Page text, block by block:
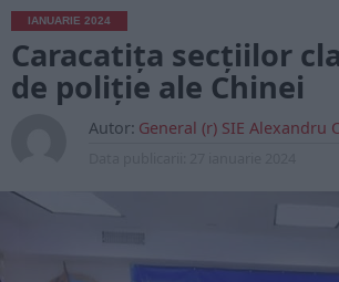
IANUARIE 2024
Caracatița secțiilor
de poliție ale Chinei
Autor: General (r) SIE Alexandru